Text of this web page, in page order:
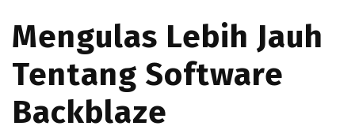
Mengulas Lebih Jauh
Tentang Software
Backblaze